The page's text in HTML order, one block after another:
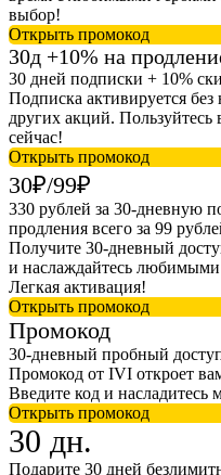
выбор!
Открыть промокод
30д +10% на
30 дней подписки + 10%
Подписка активируется без
других акций.
сейчас!
Открыть промокод
30₽/99₽
330 рублей за 30-дневную
продления всего за 99
Получите 30-дневный
и наслаждайтесь
Легкая активация!
Открыть промокод
Промокод
30-дневный пробный
Промокод от IVI откроет
Введите код и
Открыть промокод
30 дн.
Подарите 30 дней